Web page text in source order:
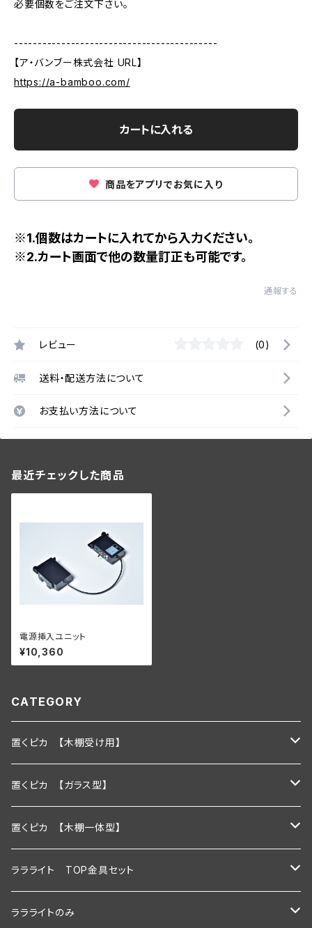
必要個数をご注文下さい。
-------------------------------------------
【ア・バンブー株式会社 URL】
https://a-bamboo.com/
カートに入れる
商品をアプリでお気に入り
※1.個数はカートに入れてから入力ください。
※2.カート画面で他の数量訂正も可能です。
通報する
レビュー (0)
送料・配送方法について
お支払い方法について
最近チェックした商品
電源挿入ユニット
¥10,360
CATEGORY
置くピカ 【木棚受け用】
600ｍｍ
900ｍｍ
1200ｍｍ
600ｍｍ以下
置くピカ 【ガラス型】
600ｍｍ
900ｍｍ
1200ｍｍ
置くピカ 【木棚一体型】
600mm
900mm
ララライト TOP金具セット
600ｍｍ
ララライトのみ